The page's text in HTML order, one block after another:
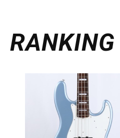
RANKING